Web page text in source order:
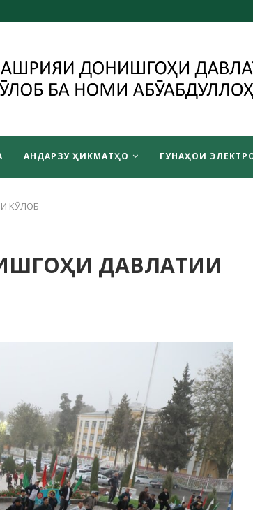
АНДАРЗУ ҲИКМАТҲО ГУНАҲОИ
КӮЛОБ
ДАВЛАТИИ